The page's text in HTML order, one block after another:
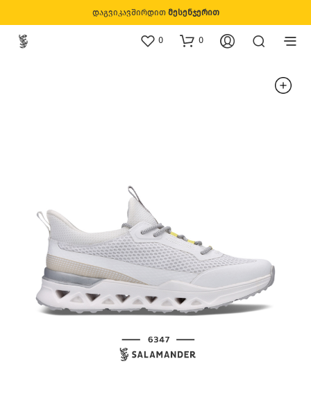
დაგვიკავშირდით მესენჯერით
0 0